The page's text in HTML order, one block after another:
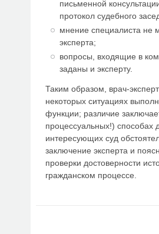
письменной
протокол судебного
мнение специалиста не
эксперта;
вопросы, входящие в
заданы и эксперту.
Таким образом, врач-
некоторых ситуациях
функции; различие
процессуальных!)
интересующих суд
заключение эксперта и
проверки достоверности
гражданском процессе.